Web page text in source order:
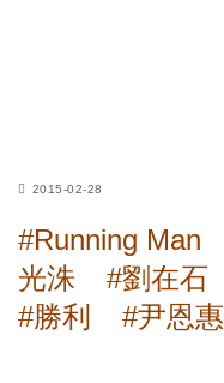
2015-02-28
#Running Man
光洙
#劉在石
#勝利
#尹恩惠